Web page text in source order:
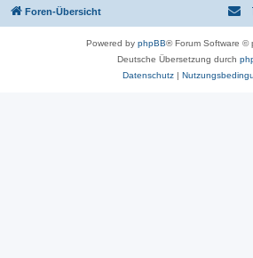
Foren-Übersicht
Powered by phpBB® Forum Software ©
Deutsche Übersetzung durch
Datenschutz|